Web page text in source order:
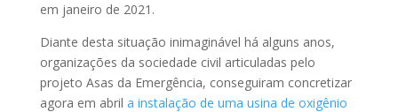
em janeiro de 2021.
Diante desta situação inimaginável há alguns anos,
organizações da sociedade civil articuladas pelo
projeto Asas da Emergência, conseguiram concretizar
agora em abril a instalação de uma usina de oxigênio